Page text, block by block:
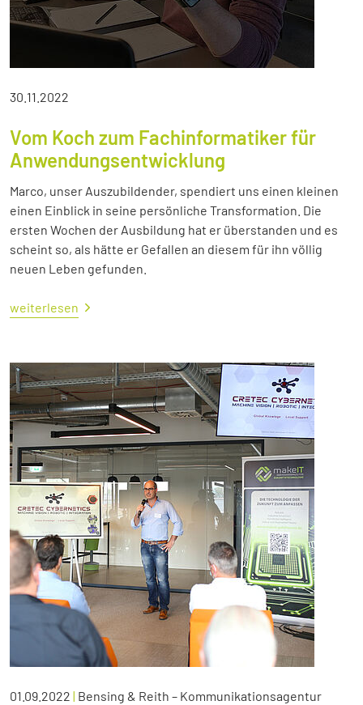
30.11.2022
Vom Koch zum Fachinformatiker für
Anwendungsentwicklung
Marco, unser Auszubildender, spendiert uns einen kleinen
einen Einblick in seine persönliche Transformation. Die
ersten Wochen der Ausbildung hat er überstanden und es
scheint so, als hätte er Gefallen an diesem für ihn völlig
neuen Leben gefunden.
weiterlesen
01.09.2022 | Bensing & Reith – Kommunikationsagentur